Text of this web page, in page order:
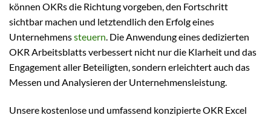
können OKRs die Richtung vorgeben, den Fortschritt
sichtbar machen und letztendlich den Erfolg eines
Unternehmenssteuern. Die Anwendung eines dedizierten
OKR Arbeitsblatts verbessert nicht nur die Klarheit und das
Engagement aller Beteiligten, sondern erleichtert auch das
Messen und Analysieren der Unternehmensleistung.
Unsere kostenlose und umfassend konzipierte OKR Excel